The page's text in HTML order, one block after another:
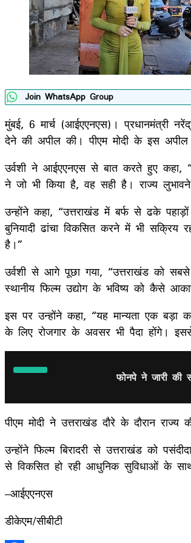
Join WhatsApp Group
मुंबई, 6 मार्च (आईएएनएस)। प्रधानमंत्री
देने की अपील की। पीएम मोदी के इस अपील
उर्वशी ने आईएएनएस से बात करते हुए कहा,
ने जो भी किया है, वह सही है। राज्य
उन्होंने कहा, “उत्तराखंड में बर्फ से ढके
बुनियादी ढांचा विकसित करने में भी
है।”
उर्वशी से आगे पूछा गया, “उत्तराखंड को
स्थानीय फिल्म उद्योग के भविष्य को कैसे
इस पर उन्होंने कहा, “यह मान्यता एक बड़ा
के लिए रोजगार के अवसर भी पैदा होंगे। इससे
फोनपे ने जारी की
पीएम मोदी ने उत्तराखंड दौरे के दौरान
उन्होंने फिल्म बिरादरी से उत्तराखंड को
से विकसित हो रही आधुनिक सुविधाओं के
–आईएएनएस
डीकेएम/सीबीटी